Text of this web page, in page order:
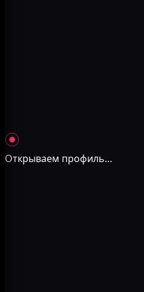
Открываем профиль…